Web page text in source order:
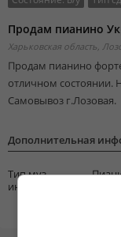
Продам пианино
Харьковская область,
Продам пианино
отличном состоянии.
Самовывоз г.Лозовая.
Дополнительная
Тип муз.
инструмента